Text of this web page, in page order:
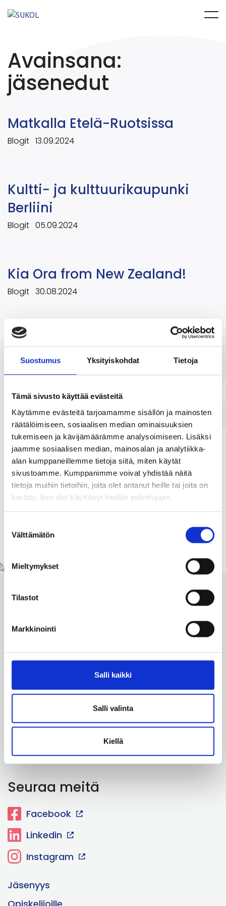
Suostumus Yksityiskohdat Tietoja
Tämä sivusto käyttää evästeitä
Käytämme evästeitä tarjoamamme sisällön ja mainosten
räätälöimiseen, sosiaalisen median ominaisuuksien
tukemiseen ja kävijämäärämme analysoimiseen. Lisäksi
jaamme sosiaalisen median, mainosalan ja analytiikka-
alan kumppaneillemme tietoja siitä, miten käytät
sivustoamme. Kumppanimme voivat yhdistää näitä
tietoja muihin tietoihin, joita olet antanut heille tai joita on
kerätty, kun olet käyttänyt heidän palvelujaan.
valinta
Välttämätön
Mieltymykset
Tilastot
Markkinointi
Salli kaikki
Salli valinta
Kiellä
Avainsana:
jäsenedut
Matkalla Etelä-Ruotsissa
Blogit 13.09.2024
Kultti- ja kulttuurikaupunki
Berliini
Blogit 05.09.2024
Kia Ora from New Zealand!
Blogit 30.08.2024
Ruotsinopettajien kesäkurssilla
Skånessa ja Malmössä
Blogit 15.08.2024
Tervetuloa Educaan!
Jäsenyys 16.11.2023
Edelliset 1 2
Suomen kieltenopettajien liitto
Suomen kieltenopettajien liitto SUKOL ry on
yhteistyöverkosto. Teemme työtä kieltenopettajien ja
monipuolisen kieltenopetuksen puolesta.
Ratamestarinkatu 11
+358 40 487 3608
Katso tarkemmat yhteystiedot
Seuraa meitä
Facebook
Linkedin
Instagram
Jäsenyys